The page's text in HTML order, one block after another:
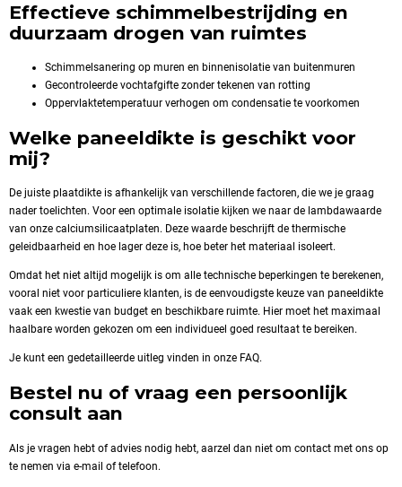
Effectieve schimmelbestrijding en
duurzaam drogen van ruimtes
Schimmelsanering op muren en binnenisolatie van buitenmuren
Gecontroleerde vochtafgifte zonder tekenen van rotting
Oppervlaktetemperatuur verhogen om condensatie te voorkomen
Welke paneeldikte is geschikt voor
mij?
De juiste plaatdikte is afhankelijk van verschillende factoren, die we je graag
nader toelichten. Voor een optimale isolatie kijken we naar de lambdawaarde
van onze calciumsilicaatplaten. Deze waarde beschrijft de thermische
geleidbaarheid en hoe lager deze is, hoe beter het materiaal isoleert.
Omdat het niet altijd mogelijk is om alle technische beperkingen te berekenen,
vooral niet voor particuliere klanten, is de eenvoudigste keuze van paneeldikte
vaak een kwestie van budget en beschikbare ruimte. Hier moet het maximaal
haalbare worden gekozen om een individueel goed resultaat te bereiken.
Je kunt een gedetailleerde uitleg vinden in onze FAQ.
Bestel nu of vraag een persoonlijk
consult aan
Als je vragen hebt of advies nodig hebt, aarzel dan niet om contact met ons op
te nemen via e-mail of telefoon.